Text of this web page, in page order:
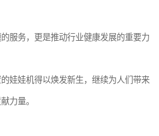
服务，更是推动行业健康发展的重要力
娃娃机得以焕发新生，继续为人们带来
力量。